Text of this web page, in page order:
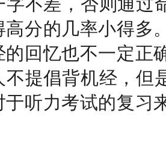
高分的几率小得多
的回忆也不一定正
不提倡背机经，但
于听力考试的复习